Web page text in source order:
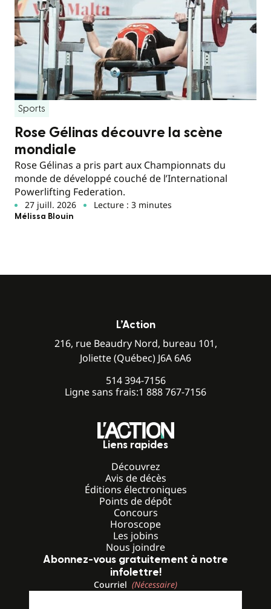
Sports
Rose Gélinas découvre la scène
mondiale
Rose Gélinas a pris part aux Championnats du
monde de développé couché de l’International
Powerlifting Federation.
27 juill. 2026 Lecture : 3 minutes
Mélissa Blouin
L’Action
216, rue Beaudry Nord, bureau 101,
Joliette (Québec) J6A 6A6
514 394-7156
Ligne sans frais:1 888 767-7156
Liens rapides
Découvrez
Avis de décès
Éditions électroniques
Points de dépôt
Concours
Horoscope
Les jobins
Nous joindre
Abonnez-vous gratuitement à notre
infolettre!
Courriel (Nécessaire)